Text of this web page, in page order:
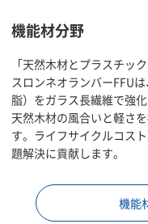
機能材分野
「天然木材とプラスチッ
スロンネオランバーFFU
脂）をガラス長繊維で強化
天然木材の風合いと軽さ
す。ライフサイクルコス
題解決に貢献します。
機能